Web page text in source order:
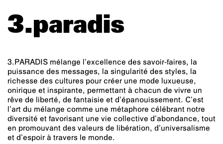
3.paradis
3.PARADIS mélange l’excellence des savoir-faires, la
puissance des messages, la singularité des styles, la
richesse des cultures pour créer une mode luxueuse,
onirique et inspirante, permettant à chacun de vivre un
rêve de liberté, de fantaisie et d’épanouissement. C’est
l’art du mélange comme une métaphore célébrant notre
diversité et favorisant une vie collective d’abondance, tout
en promouvant des valeurs de libération, d’universalisme
et d’espoir à travers le monde.